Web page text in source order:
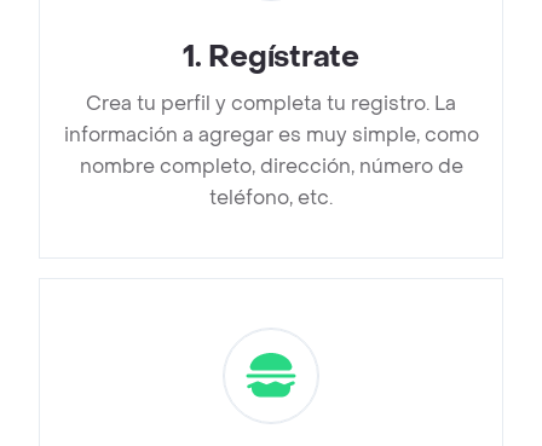
1. Regístrate
Crea tu perfil y completa tu registro. La
información a agregar es muy simple, como
nombre completo, dirección, número de
teléfono, etc.